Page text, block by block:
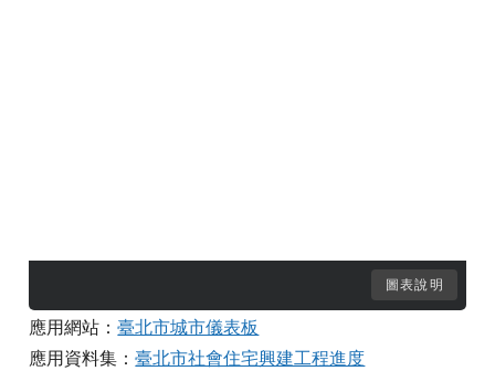
圖表說明
應用網站：臺北市城市儀表板
應用資料集：臺北市社會住宅興建工程進度